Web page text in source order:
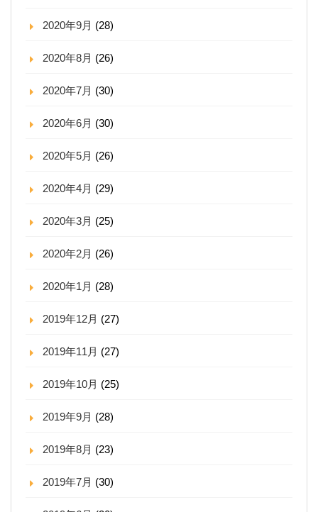
2020年9月 (28)
2020年8月 (26)
2020年7月 (30)
2020年6月 (30)
2020年5月 (26)
2020年4月 (29)
2020年3月 (25)
2020年2月 (26)
2020年1月 (28)
2019年12月 (27)
2019年11月 (27)
2019年10月 (25)
2019年9月 (28)
2019年8月 (23)
2019年7月 (30)